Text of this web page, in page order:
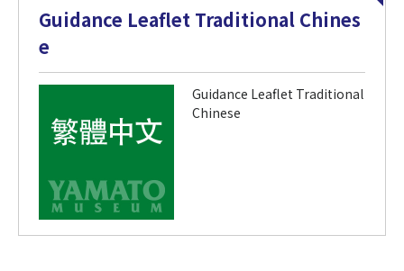
Guidance Leaflet Traditional Chines
e
Guidance Leaflet Traditional
Chinese